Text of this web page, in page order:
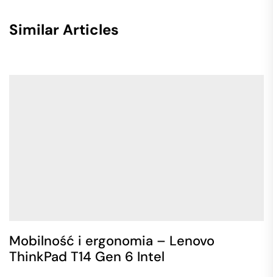
Similar Articles
Mobilność i ergonomia – Lenovo
ThinkPad T14 Gen 6 Intel